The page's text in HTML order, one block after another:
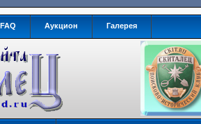
FAQ Аукцион Галерея